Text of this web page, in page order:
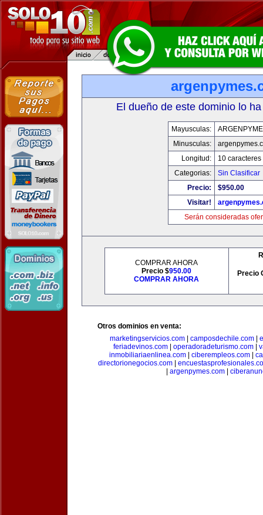
El dueño de este dominio lo
Mayusculas:
Minusculas:
Longitud:
10 caracteres
Categorias:
Sin Clasificar
Precio:
$950.00
Visitar!
Serán consideradas
COMPRAR AHORA
Precio $950.00
COMPRAR AHORA
Precio
Otros dominios en venta:
marketingservicios.com| camposdechile.com|
feriadevinos.com
operadoradeturismo.com
inmobiliariaenlinea.com| ciberempleos.com|
directorionegocios.com|
argenpymes.com